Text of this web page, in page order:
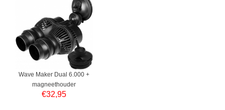
Wave Maker Dual 6.000 +
magneethouder
€32,95